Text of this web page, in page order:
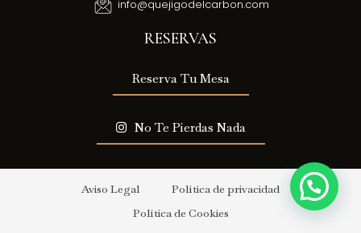
info@quejigodelcarbon.com
RESERVAS
Reserva Tu Mesa
No Te Pierdas Nada
Aviso Legal
Política de privacidad
Política de Cookies